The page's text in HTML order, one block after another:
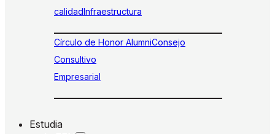
calidadInfraestructura
Círculo de Honor AlumniConsejo
Consultivo
Empresarial
Estudia